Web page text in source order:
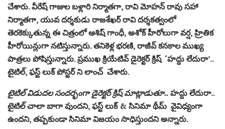
చేశారు. వీరేష్ గాజుల బళ్లారి నిర్మాతగా, రావి మోహన్ రావు సహా
నిర్మాతగా, యువ దర్శకుడు రాజశేఖర్ రావి దర్శకత్వంలో
తెరకెక్కుతున్న ఈ చిత్రంలో ఆశిష్ గాంధీ, అశోక్ హీరోలుగా వర్ష, హ్రితిక
హీరోయిన్లుగా నటిస్తున్నారు. తనికెళ్ల భరణి, రాజీవ్ కనకాల ముఖ్య
పాత్రలు పోషిస్తున్నారు. ప్రముఖ క్రియేటివ్ డైరెక్టర్ క్రిష్ ‘హద్దు లేదురా’..
టైటిల్, ఫస్ట్ లుక్ పోస్టర్ ని లాంచ్ చేశారు.
టైటిల్ విడుదల సందర్భంగా డైరెక్టర్ క్రిష్ మాట్లాడుతూ..హద్దు లేదురా..
టైటిల్ చాలా బాగా వుందని, ఫస్ట్ లుక్ & సినిమా థీమ్ వైవిధ్యంగా
ఉందని, తప్పకుండా సినిమా విజయం సాధిస్తుందని అన్నారు.